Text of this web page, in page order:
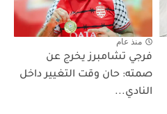
منذ عام
فرجي تشامبرز يخرج عن
صمته: حان وقت التغيير داخل
النادي...